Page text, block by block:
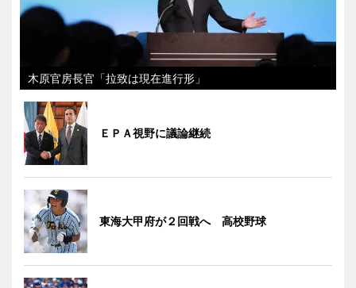
木原官房長官「拉致は現在進行形」
ＥＰＡ視野に議論継続
東海大甲府が２回戦へ 高校野球